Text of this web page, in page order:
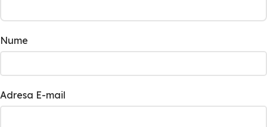
Nume
Adresa E-mail